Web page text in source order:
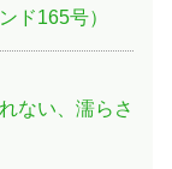
ド165号）
ない、濡らさ